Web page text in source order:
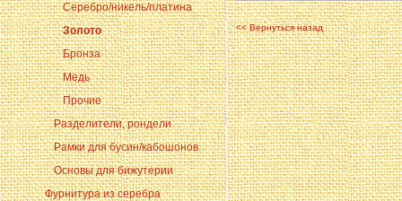
Серебро/никель/платина
Золото
Бронза
Медь
Прочие
Разделители, рондели
Рамки для бусин/кабошонов
Основы для бижутерии
Фурнитура из серебра
<< Вернуться назад